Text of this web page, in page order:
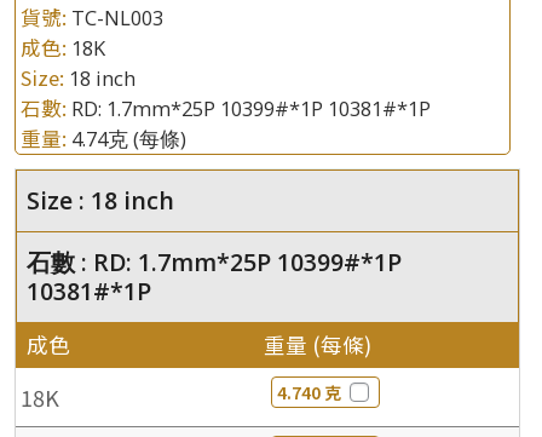
貨號: TC-NL003
成色: 18K
Size: 18 inch
石數: RD: 1.7mm*25P 10399#*1P 10381#*1P
重量: 4.74克(每條)
Size : 18 inch
石數 : RD: 1.7mm*25P 10399#*1P
10381#*1P
成色 重量 (每條)
18K 4.740 克